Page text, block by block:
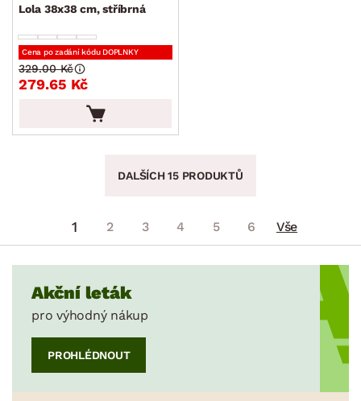
Lola 38x38 cm, stříbrná
Cena po zadání kódu DOPLNKY
279.65 Kč
329.00 Kč
DALŠÍCH 15 PRODUKTŮ
1 2 3 4 5 6 Vše
Akční leták
pro výhodný nákup
PROHLÉDNOUT